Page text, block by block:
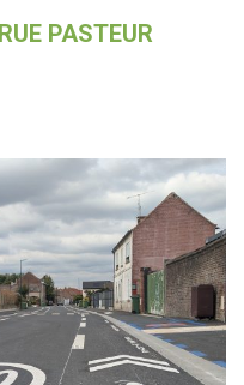
PASTEUR